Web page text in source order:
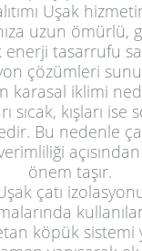
Uşak
uzun ömürlü,
enerji tasarrufu
çözümleri
karasal iklimi
sıcak, kışları ise
Bu nedenle
önem taşır.
çatı
köpük sistemi